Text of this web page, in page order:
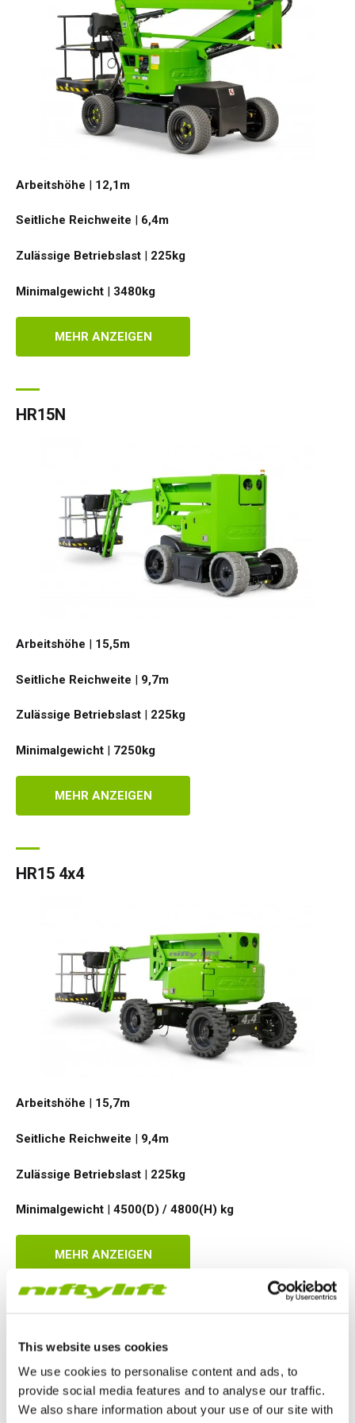
This website uses cookies
We use cookies to personalise content and ads, to
provide social media features and to analyse our traffic.
We also share information about your use of our site with
Arbeitshöhe | 12,1m
Seitliche Reichweite | 6,4m
Zulässige Betriebslast | 225kg
Minimalgewicht | 3480kg
MEHR ANZEIGEN
HR15N
Arbeitshöhe | 15,5m
Seitliche Reichweite | 9,7m
Zulässige Betriebslast | 225kg
Minimalgewicht | 7250kg
MEHR ANZEIGEN
HR15 4x4
Arbeitshöhe | 15,7m
Seitliche Reichweite | 9,4m
Zulässige Betriebslast | 225kg
Minimalgewicht | 4500(D) / 4800(H) kg
MEHR ANZEIGEN